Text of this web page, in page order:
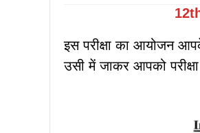
इस परीक्षा का आयोजन
उसी में जाकर आपको